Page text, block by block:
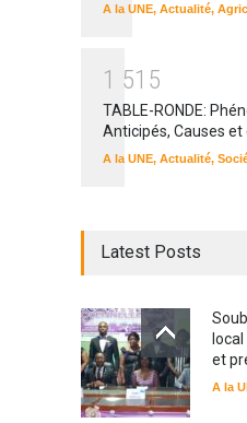
A la UNE, Actualité,
1 51 5
TABLE-RONDE:
Anticipés, Causes
A la UNE, Actualité,
Latest Posts
et
A la